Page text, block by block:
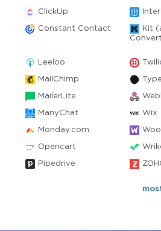
ClickUp
Constant Contact
Kit
Leeloo
MailChimp
MailerLite
ManyChat Wix
Monday.com
Opencart
Pipedrive